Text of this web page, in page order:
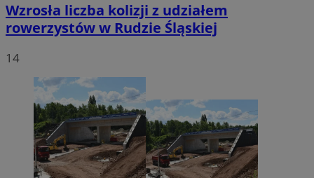
Wzrosła liczba kolizji z udziałem
rowerzystów w Rudzie Śląskiej
14